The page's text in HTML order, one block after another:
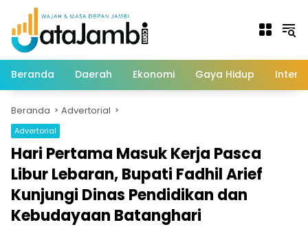
Langsung
konten
Beranda Daerah Ekonomi Gaya Hidup
Beranda Advertorial
Advertorial
Hari Pertama Masuk Kerja Pasca
Libur Lebaran, Bupati Fadhil Arief
Kunjungi Dinas Pendidikan dan
Kebudayaan Batanghari